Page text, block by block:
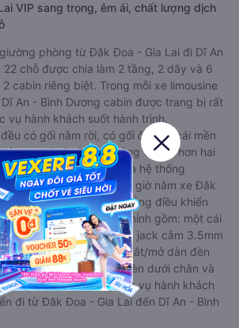
VIP sang trọng, êm ái, chất lượng dịch
phòng từ Đăk Đoa - Gia Lai đi Dĩ An
22 chỗ được chia làm 2 tầng, 2 dãy và 6
cabin riêng biệt. Trong mỗi xe limousine
An - Bình Dương cabin được trang bị rất
vụ hành khách suốt hành trình.
có gối nằm rời, có gối ôm, có cái mền
seat belt. Giường rộng và dài hơn hai
lộn thoải mái. Đặc biệt là hệ thống
thư giãn trong những giờ nằm xe Đăk
An - Bình Dương dài. Bảng điều khiển
đầu để tiện tay tuỳ chỉnh gồm: một cái
tiếp viên, 2 cổng USB , 1 jack cắm 3.5mm
tượng nguồn dùng để tắt/mở dàn đèn
chạy dọc trên đầu, đèn dưới chân và
đủ phim chuẩn HD phục vụ hành khách
đi từ Đăk Đoa - Gia Lai đến Dĩ An - Bình